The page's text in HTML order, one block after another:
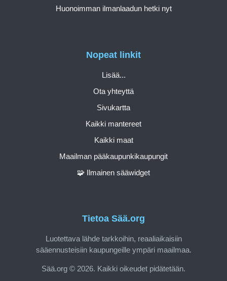
Tietoa Sää.org
Luotettava lähde tarkkoihin, reaaliaikaisiin
sääennusteisiin kaupungeille ympäri maailmaa.
Sää.org © 2026. Kaikki oikeudet pidätetään.
Nopeat linkit
Lisää...
Ota yhteyttä
Sivukartta
Kaikki mantereet
Kaikki maat
Maailman pääkaupunkikaupungit
🧩 Ilmainen sääwidget
Huonoimman ilmanlaadun hetki nyt